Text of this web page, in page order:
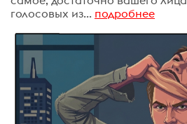
голосовых из... подробнее